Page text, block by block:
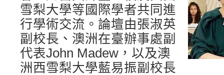
雪梨大學等國際學者共同進
行學術交流。論壇由張淑英
副校長、澳洲在臺辦事處副
代表John Madew，以及澳
洲西雪梨大學藍易振副校長